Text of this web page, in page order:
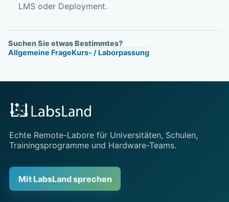
LMS oder Deployment.
Suchen Sie etwas Bestimmtes?
Allgemeine FrageKurs- / Laborpassung
Echte Remote-Labore für Universitäten, Schulen,
Trainingsprogramme und Hardware-Teams.
Mit LabsLand sprechen